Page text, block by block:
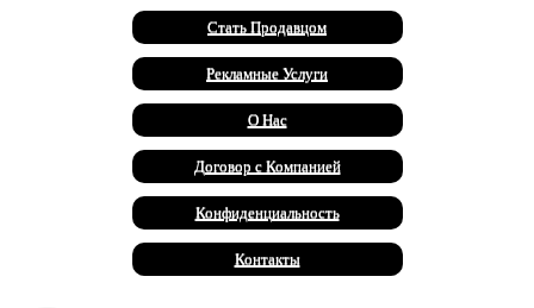
Стать Продавцом
Рекламные Услуги
О Нас
Договор с Компанией
Конфиденциальность
Контакты